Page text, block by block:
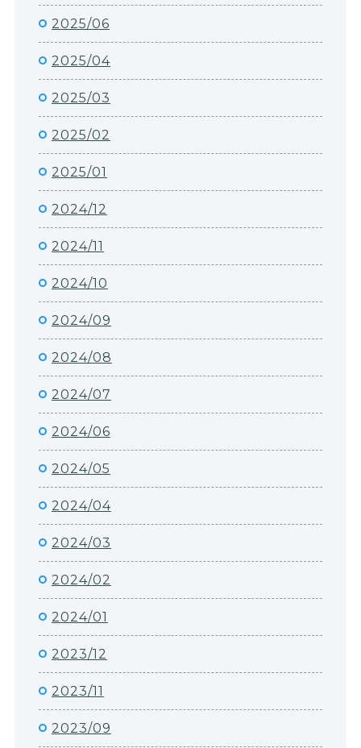
2025/06
2025/04
2025/03
2025/02
2025/01
2024/12
2024/11
2024/10
2024/09
2024/08
2024/07
2024/06
2024/05
2024/04
2024/03
2024/02
2024/01
2023/12
2023/11
2023/09